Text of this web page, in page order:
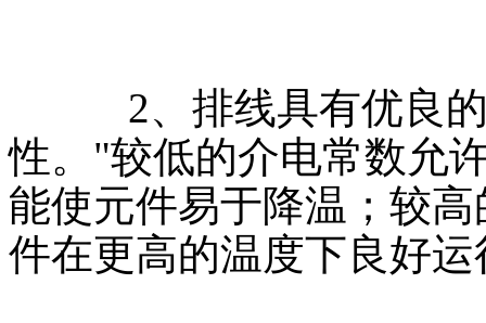
2、排线具有优良的
性。"较低的介电常数允
能使元件易于降温；较
件在更高的温度下良好运